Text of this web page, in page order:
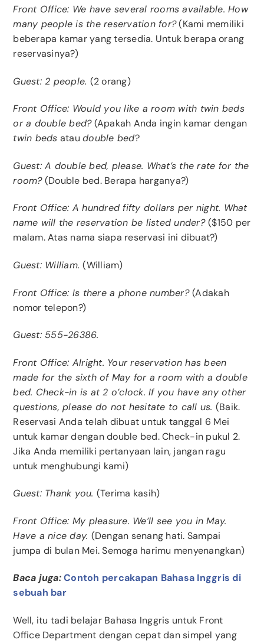
Front Office: We have several rooms available. How
many people is the reservation for?(Kami memiliki
beberapa kamar yang tersedia. Untuk berapa orang
reservasinya?)
Guest: 2 people. (2 orang)
Front Office: Would you like a room with twin beds
or a double bed?(Apakah Anda ingin kamar dengan
twin beds ataudouble bed?
Guest: A double bed, please. What’s the rate for the
room?(Double bed. Berapa harganya?)
Front Office: A hundred fifty dollars per night. What
name will the reservation be listed under?($150 per
malam. Atas nama siapa reservasi ini dibuat?)
Guest: William.(William)
Front Office: Is there a phone number?(Adakah
nomor telepon?)
Guest: 555-26386.
Front Office: Alright. Your reservation has been
made for the sixth of May for a room with a double
bed. Check-in is at 2 o’clock. If you have any other
questions, please do not hesitate to call us. (Baik.
Reservasi Anda telah dibuat untuk tanggal 6 Mei
untuk kamar dengan double bed. Check-in pukul 2.
Jika Anda memiliki pertanyaan lain, jangan ragu
untuk menghubungi kami)
Guest: Thank you. (Terima kasih)
Front Office: My pleasure. We’ll see you in May.
Have a nice day. (Dengan senang hati. Sampai
jumpa di bulan Mei. Semoga harimu menyenangkan)
Baca juga:Contoh percakapan Bahasa Inggris di
sebuah bar
Well, itu tadi belajar Bahasa Inggris untuk Front
Office Department dengan cepat dan simpel yang